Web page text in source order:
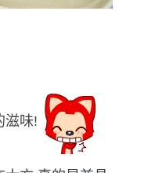
滋味!